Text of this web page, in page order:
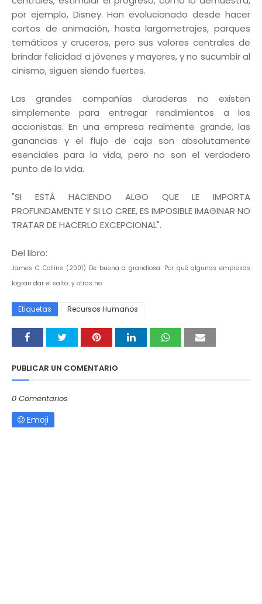
por ejemplo, Disney. Han evolucionado desde hacer
cortos de animación, hasta largometrajes, parques
temáticos y cruceros, pero sus valores centrales de
brindar felicidad a jóvenes y mayores, y no sucumbir al
cinismo, siguen siendo fuertes.
Las grandes compañías duraderas no existen
simplemente para entregar rendimientos a los
accionistas. En una empresa realmente grande, las
ganancias y el flujo de caja son absolutamente
esenciales para la vida, pero no son el verdadero
punto de la vida.
"SI ESTÁ HACIENDO ALGO QUE LE IMPORTA
PROFUNDAMENTE Y SI LO CREE, ES IMPOSIBLE IMAGINAR NO
TRATAR DE HACERLO EXCEPCIONAL".
Del libro:
James C. Collins (2001) De buena a grandiosa: Por qué algunas empresas
logran dar el salto…y otras no.
Etiquetas Recursos Humanos
PUBLICAR UN COMENTARIO
0 Comentarios
Emoji